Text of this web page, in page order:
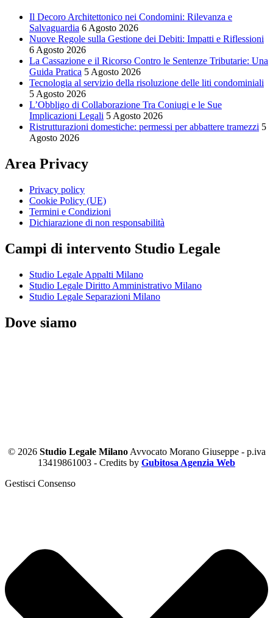
Il Decoro Architettonico nei Condomini: Rilevanza e
Salvaguardia 6 Agosto 2026
Nuove Regole sulla Gestione dei Debiti: Impatti e Riflessioni
6 Agosto 2026
La Cassazione e il Ricorso Contro le Sentenze Tributarie: Una
Guida Pratica 5 Agosto 2026
Tecnologia al servizio della risoluzione delle liti condominiali
5 Agosto 2026
L’Obbligo di Collaborazione Tra Coniugi e le Sue
Implicazioni Legali 5 Agosto 2026
Ristrutturazioni domestiche: permessi per abbattere tramezzi 5
Agosto 2026
Area Privacy
Privacy policy
Cookie Policy (UE)
Termini e Condizioni
Dichiarazione di non responsabilità
Campi di intervento Studio Legale
Studio Legale Appalti Milano
Studio Legale Diritto Amministrativo Milano
Studio Legale Separazioni Milano
Dove siamo
© 2026 Studio Legale MilanoAvvocato Morano Giuseppe - p.iva
13419861003 - Credits by Gubitosa Agenzia Web
Gestisci Consenso